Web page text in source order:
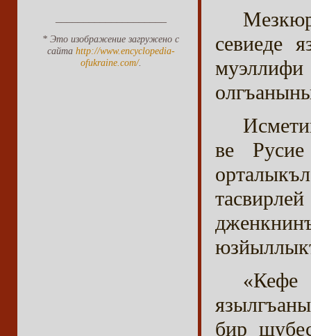
* Это изображение загружено с
сайта http://www.encyclopedia-
ofukraine.com/.
севиеде
ве
бир